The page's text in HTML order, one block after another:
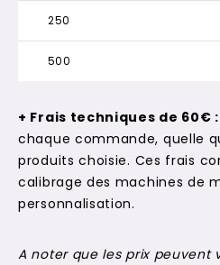
250
500
+ Frais techniques de 60€ :
chaque commande, quelle
produits choisie. Ces frais
calibrage des machines de
personnalisation.
A noter que les prix peuvent